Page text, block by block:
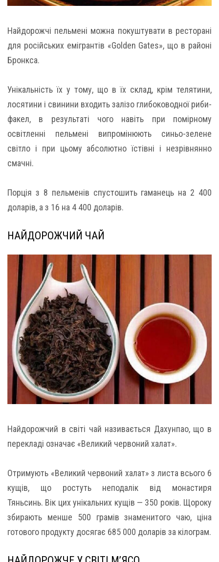
Найдорожчі пельмені можна покуштувати в ресторані
для російських емігрантів «Golden Gates», що в районі
Бронкса.
Унікальність їх у тому, що в їх склад, крім телятини,
лосятини і свинини входить залізо глибоководної риби-
факел, в результаті чого навіть при помірному
освітленні пельмені випромінюють синьо-зелене
світло і при цьому абсолютно їстівні і незрівнянно
смачні.
Порція з 8 пельменів спустошить гаманець на 2 400
доларів, а з 16 на 4 400 доларів.
НАЙДОРОЖЧИЙ ЧАЙ
Найдорожчий в світі чай називається Дахунпао, що в
перекладі означає «Великий червоний халат».
Отримують «Великий червоний халат» з листа всього 6
кущів, що ростуть неподалік від монастиря
Тяньсинь. Вік цих унікальних кущів — 350 років. Щороку
збирають менше 500 грамів знаменитого чаю, ціна
готового продукту досягає 685 000 доларів за кілограм.